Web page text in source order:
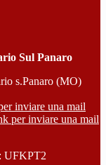
Sul Panaro
s.Panaro (MO)
inviare una mail
per inviare una mail
UFKPT2